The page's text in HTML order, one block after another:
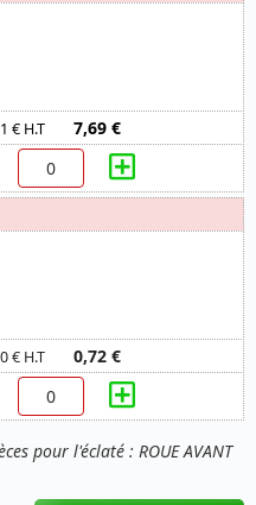
pour l'éclaté : ROUE AVANT
€ H.T 7,69 €
€ H.T 0,72 €